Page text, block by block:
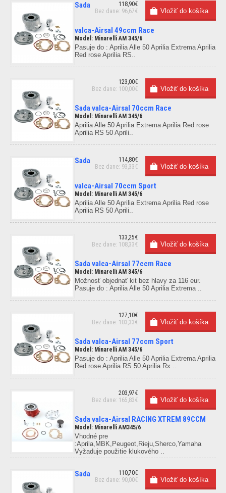
118,90€
Bez dane: 96,67€
Sada
valca-Airsal 49ccm Race
Model: Minarelli AM 345/6
Pasuje do : Aprilia Alle 50 Aprilia Extrema Aprilia
Red rose Aprilia RS..
123,00€
Bez dane: 100,00€
Sada valca-Airsal 70ccm Race
Model: Minarelli AM 345/6
Aprilia Alle 50 Aprilia Extrema Aprilia Red rose
Aprilia RS 50 Aprili..
114,80€
Bez dane: 93,33€
Sada
valca-Airsal 70ccm Sport
Model: Minarelli AM 345/6
Aprilia Alle 50 Aprilia Extrema Aprilia Red rose
Aprilia RS 50 Aprili..
133,25€
Bez dane: 108,33€
Sada valca-Airsal 77ccm Race
Model: Minarelli AM 345/6
Možnosť objednať kit bez hlavy za 116 eur.
Pasuje do : Aprilia Alle 50 Aprilia Extrema ..
127,10€
Bez dane: 103,33€
Sada valca-Airsal 77ccm Sport
Model: Minarelli AM 345/6
Pasuje do : Aprilia Alle 50 Aprilia Extrema Aprilia
Red rose Aprilia RS 50 Aprilia Rx ..
203,97€
Bez dane: 165,83€
Sada valca-Airsal RACING XTREM 89CCM
Model: Minarelli AM345/6
Vhodné pre
:Aprila,MBK,Peugeot,Rieju,Sherco,Yamaha
Vyžaduje použitie klukového ..
110,70€
Bez dane: 90,00€
Sada